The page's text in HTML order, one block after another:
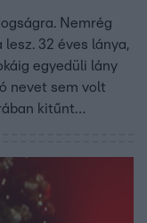
Nemrég
32 éves lánya,
egyedüli lány
nevet sem volt
kitűnt